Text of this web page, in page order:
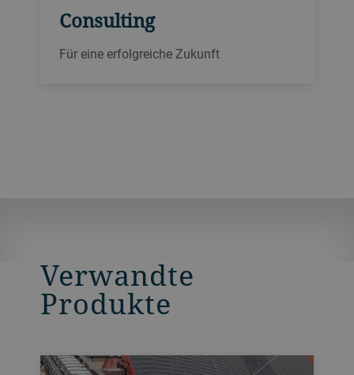
Consulting
Für eine erfolgreiche Zukunft
Verwandte
Produkte